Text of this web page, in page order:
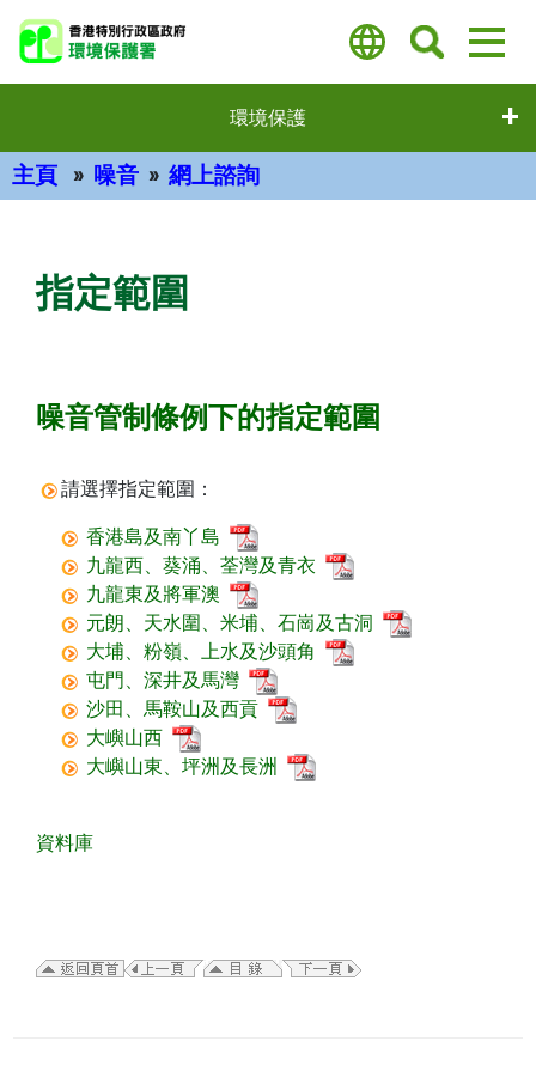
內
環境保護
主頁 噪音 網上諮詢
指定範圍
噪音管制條例下的指定範圍
請選擇指定範圍：
香港島及南丫島
九龍西、葵涌、荃灣及青衣
九龍東及將軍澳
元朗、天水圍、米埔、石崗及古洞
大埔、粉嶺、上水及沙頭角
屯門、深井及馬灣
沙田、馬鞍山及西貢
大嶼山西
大嶼山東、坪洲及長洲
資料庫